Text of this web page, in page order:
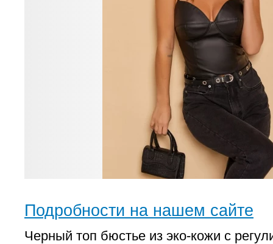
Подробности на нашем сайте
Черный топ бюстье из эко-кожи с